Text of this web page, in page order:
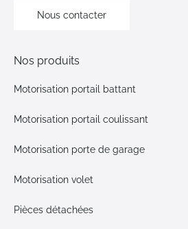
Nous contacter
Nos produits
Motorisation portail battant
Motorisation portail coulissant
Motorisation porte de garage
Motorisation volet
Pièces détachées